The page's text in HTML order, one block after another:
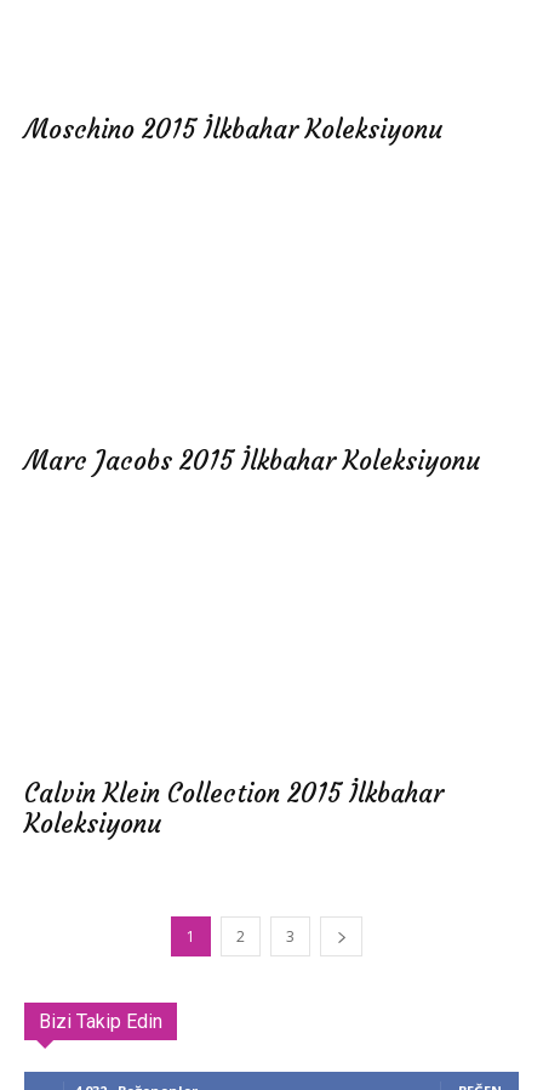
Moschino 2015 İlkbahar Koleksiyonu
Marc Jacobs 2015 İlkbahar Koleksiyonu
Calvin Klein Collection 2015 İlkbahar
Koleksiyonu
1 2 3
Bizi Takip Edin